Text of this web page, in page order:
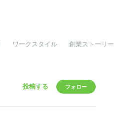
ワークスタイル 創業ストーリー
投稿する フォロー